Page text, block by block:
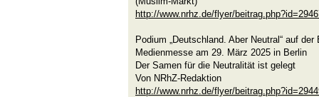
http://www.nrhz.de/flyer/
Podium „Deutschland. Aber Neutral“ auf
Medienmesse am 29. März 2025 in Berlin
Der Samen für die Neutralität ist gelegt
Von NRhZ-Redaktion
http://www.nrhz.de/flyer/